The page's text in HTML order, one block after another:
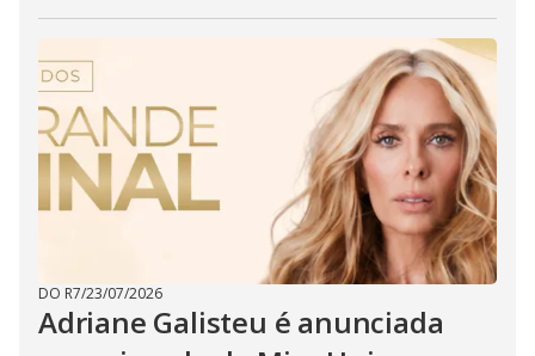
DO R7/23/07/2026
Adriane Galisteu é anunciada